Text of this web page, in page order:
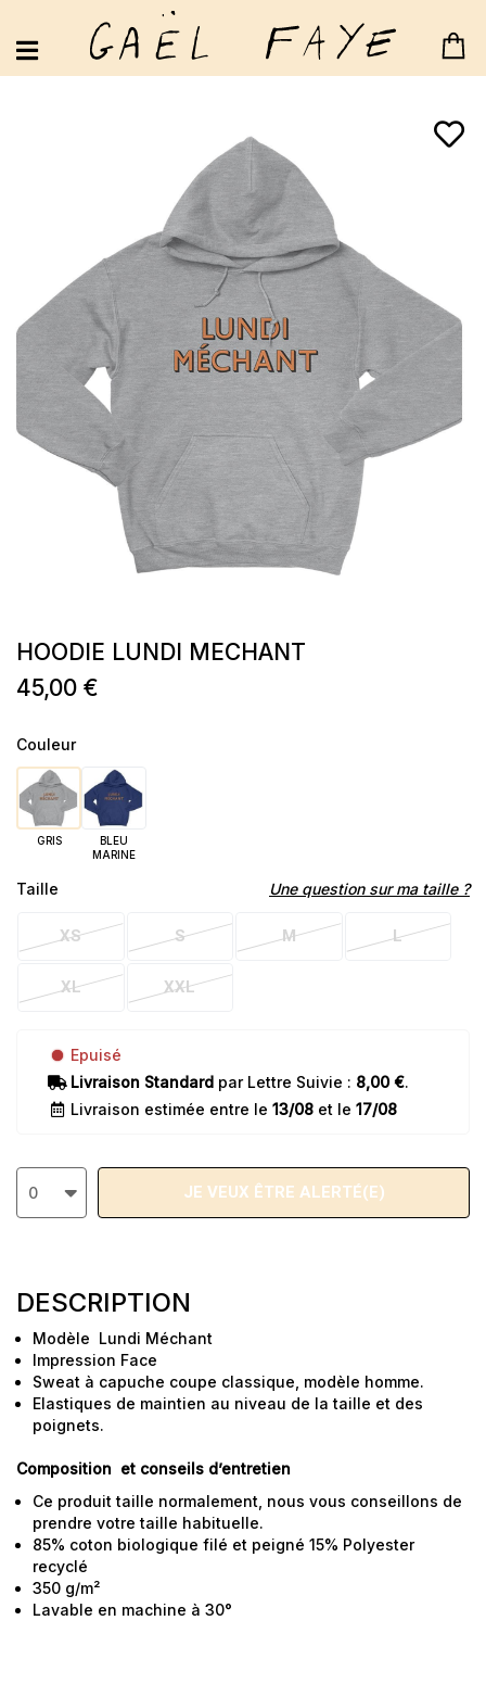
MAUVE JACARANDA
PILI PILI SUR UN CROISSANT AU BEURRE
HOODIE LUNDI MECHANT
45,00 €
Couleur
GRIS
BLEU
MARINE
Taille Une question sur ma taille ?
XS S M L
XL XXL
Epuisé
Livraison Standard par Lettre Suivie : 8,00 €.
Livraison estimée entre le 13/08 et le 17/08
0 JE VEUX ÊTRE ALERTÉ(E)
DESCRIPTION
Modèle Lundi Méchant
Impression Face
Sweat à capuche coupe classique, modèle homme.
Elastiques de maintien au niveau de la taille et des
poignets.
Composition et conseils d’entretien
Ce produit taille normalement, nous vous conseillons de
prendre votre taille habituelle.
85% coton biologique filé et peigné 15% Polyester
recyclé
350 g/m²
Lavable en machine à 30°